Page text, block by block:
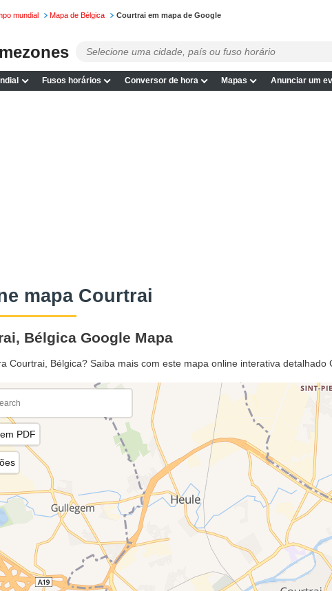
mundial Mapa de Bélgica Courtrai em mapa de Google
Fusos horários Conversor de hora Mapas Anunciar um
mapa Courtrai
Bélgica Google Mapa
Courtrai, Bélgica? Saiba mais com este mapa online interativa
PDF